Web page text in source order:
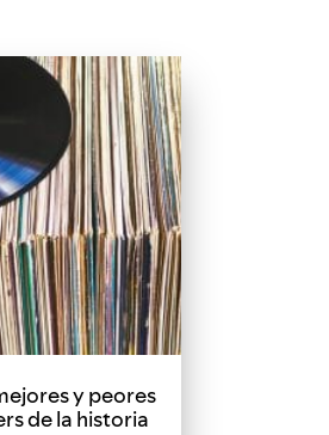
y peores
de la historia